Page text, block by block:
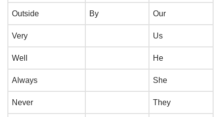
Outside By Our
Very Us
Well He
Always She
Never They